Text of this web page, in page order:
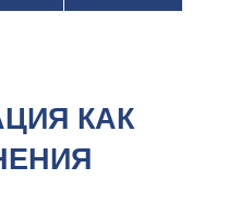
КАК